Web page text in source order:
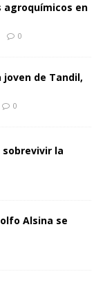
agroquímicos en
0
joven de Tandil,
0
sobrevivir la
Alsina se